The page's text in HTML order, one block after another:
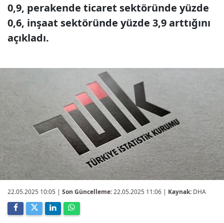
0,9, perakende ticaret sektöründe yüzde
0,6, inşaat sektöründe yüzde 3,9 arttığını
açıkladı.
22.05.2025 10:05 | Son Güncelleme:22.05.2025 11:06 | Kaynak: DHA